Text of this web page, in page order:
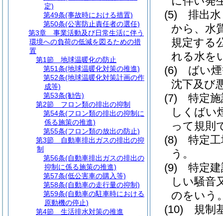
(5)
排出
から、水
規定する
れる水を
(6)
ばい
沈下及び
(7)
特定
しくばい
って規則
(8)
特定
う。
(9)
特定
しい騒音
のをいう
(10)
規制
定)
第49条(事故時における措置)
第50条(公害防止責任者の選任)
第3章
事業活動及び日常生活に伴う
環境への負荷の低減を図るための措
置
第1節
地球温暖化の防止
第51条(地球温暖化対策の推進)
第52条(地球温暖化対策計画の作
成等)
第53条(勧告)
第2節
フロン類の排出の抑制
第54条(フロン類の排出の抑制に
係る施策の推進)
第55条(フロン類の放出の防止)
第3節
自動車排出ガスの排出の抑
制
第56条(自動車排出ガスの排出の
抑制に係る施策の推進)
第57条(低公害車の購入等)
第58条(自動車の走行量の抑制)
第59条(自動車の駐車時における
原動機の停止)
第4節
生活排水対策の推進